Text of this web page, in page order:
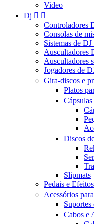
Video
Dj  
Controladores
Consolas de
Sistemas de
Auscultadores
Auscultadores
Jogadores de
Gira-discos e
Platos
Discos
Slipmats
Pedais e
Acessórios
Suportes
Cabos e